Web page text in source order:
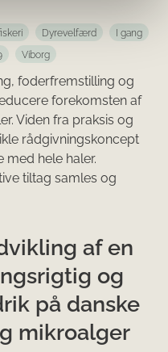
Dyrevelfærd
I gang
Viborg
foderfremstilling og
forekomsten af
Viden fra praksis og
rådgivningskoncept
hele haler.
tiltag samles og
af en
og
på danske
mikroalger